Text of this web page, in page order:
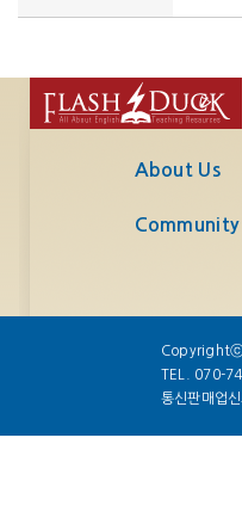
About Us
Community
TEL. 070-
통신판매업